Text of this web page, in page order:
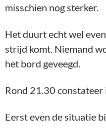
misschien nog sterker.
Het duurt echt wel
strijd komt. Niemand
het bord geveegd.
Rond 21.30 constateer
Eerst even de situatie